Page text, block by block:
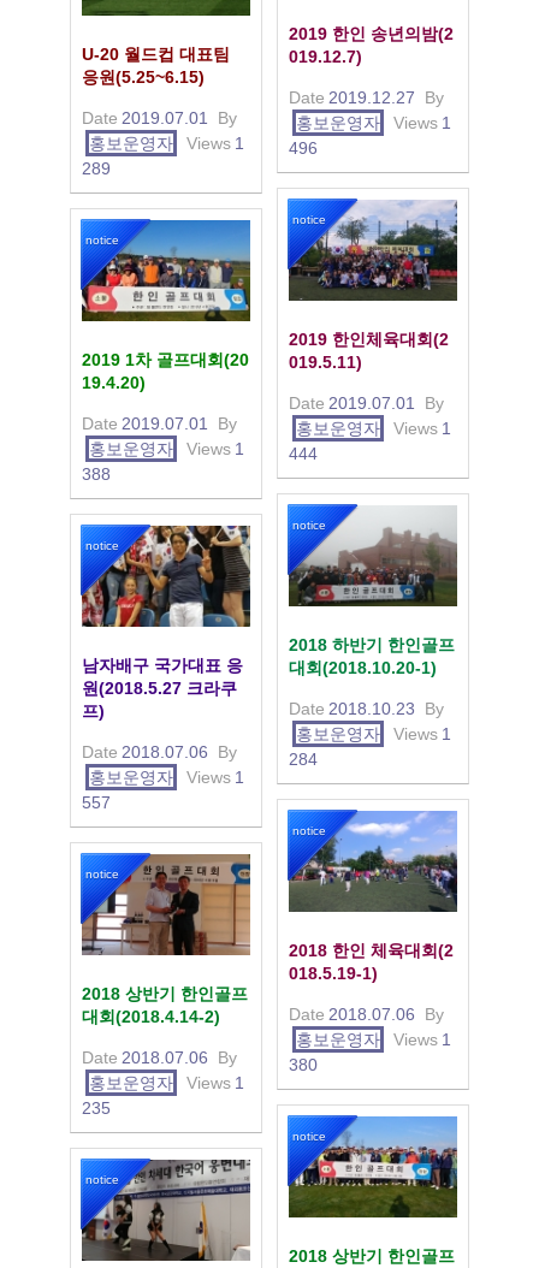
2019 한인 송년의밤(2
019.12.7)
Date 2019.12.27
By
홍보운영자
Views 1
496
U-20 월드컵 대표팀
응원(5.25~6.15)
Date 2019.07.01
By
홍보운영자
Views 1
289
notice
2019 한인체육대회(2
019.5.11)
Date 2019.07.01
By
홍보운영자
Views 1
444
notice
2019 1차 골프대회(20
19.4.20)
Date 2019.07.01
By
홍보운영자
Views 1
388
notice
2018 하반기 한인골프
대회(2018.10.20-1)
Date 2018.10.23
By
홍보운영자
Views 1
284
notice
남자배구 국가대표 응
원(2018.5.27 크라쿠
프)
Date 2018.07.06
By
홍보운영자
Views 1
557
notice
2018 한인 체육대회(2
018.5.19-1)
Date 2018.07.06
By
홍보운영자
Views 1
380
notice
2018 상반기 한인골프
대회(2018.4.14-2)
Date 2018.07.06
By
홍보운영자
Views 1
235
notice
2018 상반기 한인골프
notice